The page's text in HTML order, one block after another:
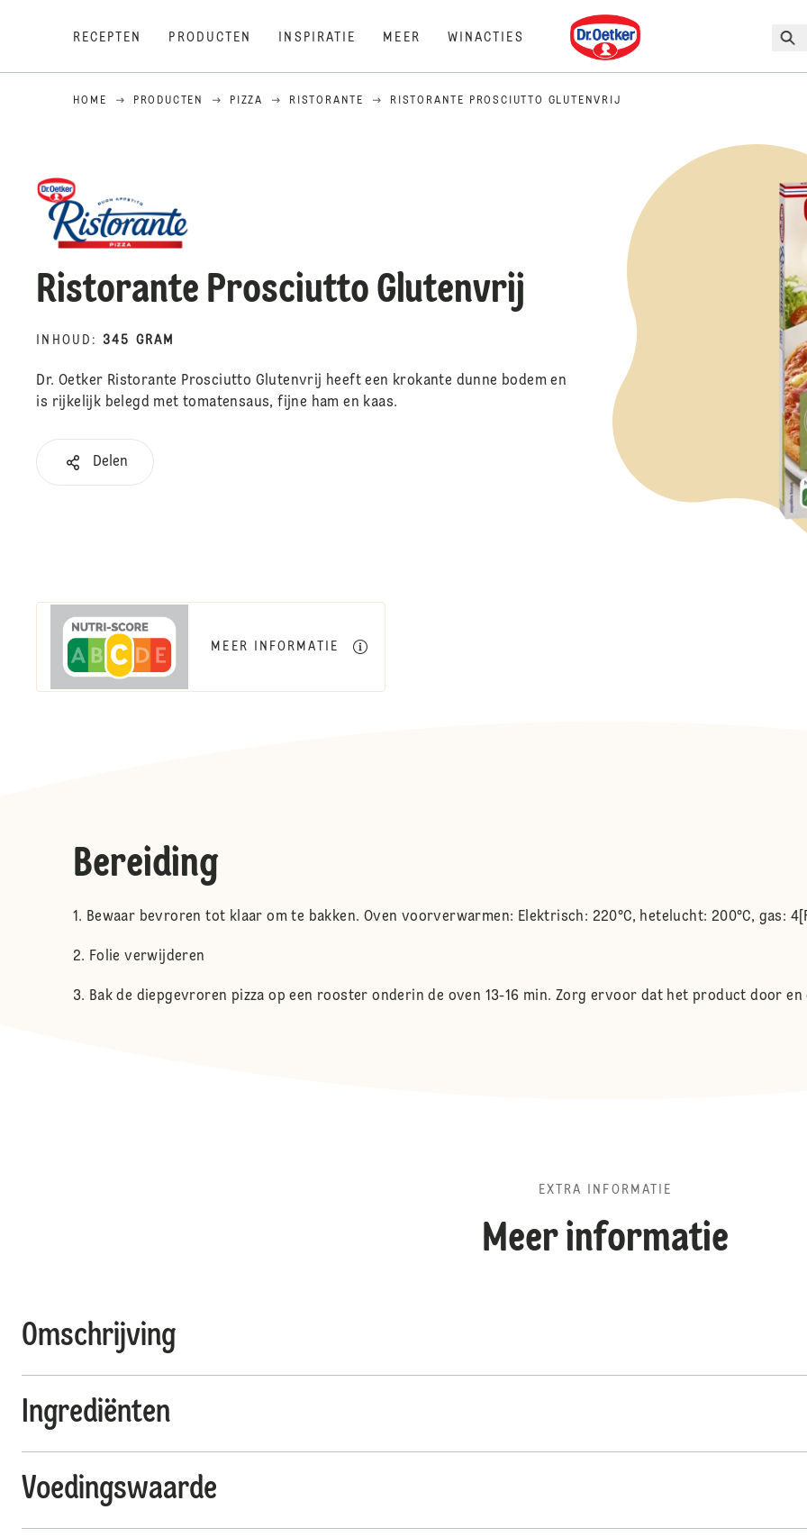
RECEPTEN PRODUCTEN INSPIRATIE MEER WINACTIES
Dr. Oetker
HOME PRODUCTEN PIZZA RISTORANTE RISTORANTE PROSCIUTTO GLUTENVRIJ
Ristorante Prosciutto Glutenvrij
INHOUD : 345 GRAM
Dr. Oetker Ristorante Prosciutto Glutenvrij heeft een krokante dunne bodem en
is rijkelijk belegd met tomatensaus, fijne ham en kaas.
Delen
MEER INFORMATIE
Bereiding
Bewaar bevroren tot klaar om te bakken. Oven voorverwarmen: Elektrisch: 220°C, hetelucht: 200°C, gas:
Folie verwijderen
Bak de diepgevroren pizza op een rooster onderin de oven 13-16 min. Zorg ervoor dat het product door
EXTRA INFORMATIE
Meer informatie
Omschrijving
Ingrediënten
Voedingswaarde